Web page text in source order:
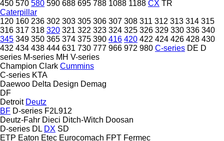
450 570 580 590 688 695 788 1088 1188 CX TR
Caterpillar
120 160 236 302 303 305 306 307 308 311 312 313 314 315
316 317 318 320 321 322 323 324 325 326 329 330 336 340
345 349 350 365 374 375 390 416 420 422 424 426 428 430
432 434 438 444 631 730 777 966 972 980 C-series DE D
series M-series MH V-series
Champion Clark Cummins
C-series KTA
Daewoo Delta Design Demag
DF
Detroit Deutz
BF D-series F2L912
Deutz-Fahr Dieci Ditch-Witch Doosan
D-series DL DX SD
ETP Eaton Etec Eurocomach FPT Fermec